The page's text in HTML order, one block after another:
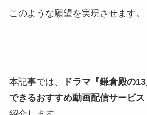
このような願望を実現させます。
本記事では、
ドラマ『鎌倉殿の
できるおすすめ動画配信サービス